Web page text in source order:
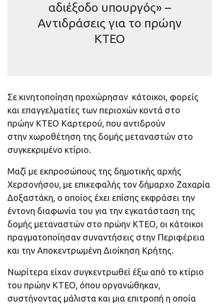
αδιέξοδο υπουργός» –
Αντιδράσεις για το πρώην
ΚΤΕΟ
Σε κινητοποίηση προχώρησαν κάτοικοι, φορείς
και επαγγελματίες των περιοχών κοντά στο
πρώην ΚΤΕΟ Καρτερού, που αντιδρούν
στην χωροθέτηση της δομής μεταναστών στο
συγκεκριμένο κτίριο.
Μαζί με εκπροσώπους της δημοτικής αρχής
Χερσονήσου, με επικεφαλής τον δήμαρχο Ζαχαρία
Δοξαστάκη, ο οποίος έχει επίσης εκφράσει την
έντονη διαφωνία του για την εγκατάσταση της
δομής μεταναστών στο πρώην ΚΤΕΟ, οι κάτοικοι
πραγματοποίησαν συναντήσεις στην Περιφέρεια
και την Αποκεντρωμένη Διοίκηση Κρήτης.
Νωρίτερα είχαν συγκεντρωθεί έξω από το κτίριο
του πρώην ΚΤΕΟ, όπου οργανώθηκαν,
συστήνοντας μάλιστα και μια επιτροπή η οποία